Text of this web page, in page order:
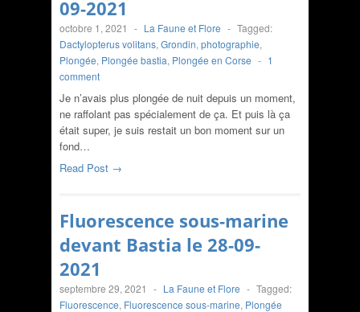
09-2021
octobre 1, 2021 - La Faune et Flore - Tagged:
Dactylopterus volitans, Grondin, photographie,
Plongée, Plongée bastia, Plongée en Corse - 1
comment
Je n’avais plus plongée de nuit depuis un moment,
ne raffolant pas spécialement de ça. Et puis là ça
était super, je suis restait un bon moment sur un
fond…
Read Post →
Fluorescence sous-marine
devant Bastia le 28-09-
2021
septembre 29, 2021 - La Faune et Flore - Tagged:
Fluorescence, Fluorescence sous-marine, Plongée